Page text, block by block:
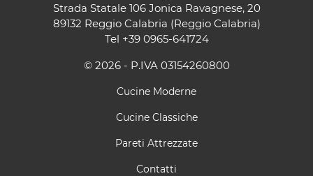
Strada Statale 106 Jonica Ravagnese, 20
89132 Reggio Calabria (Reggio Calabria)
Tel +39 0965-641724
© 2026 - P.IVA 03154260800
Cucine Moderne
Cucine Classiche
Pareti Attrezzate
Contatti